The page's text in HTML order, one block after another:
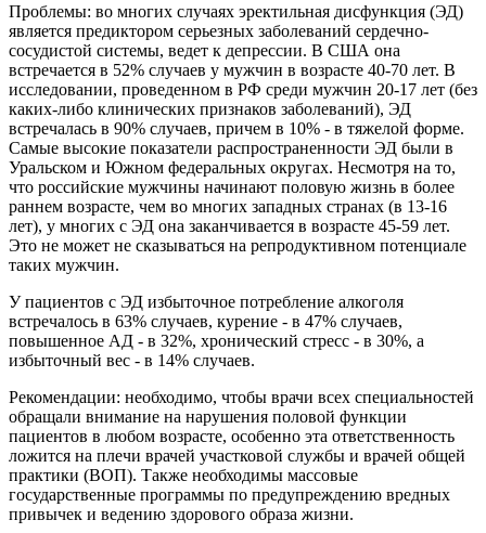
Проблемы: во многих случаях эректильная дисфункция (ЭД)
является предиктором серьезных заболеваний сердечно-
сосудистой системы, ведет к депрессии. В США она
встречается в 52% случаев у мужчин в возрасте 40-70 лет. В
исследовании, проведенном в РФ среди мужчин 20-17 лет (без
каких-либо клинических признаков заболеваний), ЭД
встречалась в 90% случаев, причем в 10% - в тяжелой форме.
Самые высокие показатели распространенности ЭД были в
Уральском и Южном федеральных округах. Несмотря на то,
что российские мужчины начинают половую жизнь в более
раннем возрасте, чем во многих западных странах (в 13-16
лет), у многих с ЭД она заканчивается в возрасте 45-59 лет.
Это не может не сказываться на репродуктивном потенциале
таких мужчин.
У пациентов с ЭД избыточное потребление алкоголя
встречалось в 63% случаев, курение - в 47% случаев,
повышенное АД - в 32%, хронический стресс - в 30%, а
избыточный вес - в 14% случаев.
Рекомендации: необходимо, чтобы врачи всех специальностей
обращали внимание на нарушения половой функции
пациентов в любом возрасте, особенно эта ответственность
ложится на плечи врачей участковой службы и врачей общей
практики (ВОП). Также необходимы массовые
государственные программы по предупреждению вредных
привычек и ведению здорового образа жизни.